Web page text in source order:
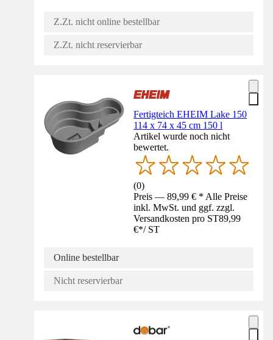
Z.Zt. nicht online bestellbar
Z.Zt. nicht reservierbar
Fertigteich EHEIM Lake 150
114 x 74 x 45 cm 150 l
Artikel wurde noch nicht
bewertet.
(0)
Preis — 89,99 € * Alle Preise
inkl. MwSt. und ggf. zzgl.
Versandkosten pro ST89,99
€*/ ST
Online bestellbar
Nicht reservierbar